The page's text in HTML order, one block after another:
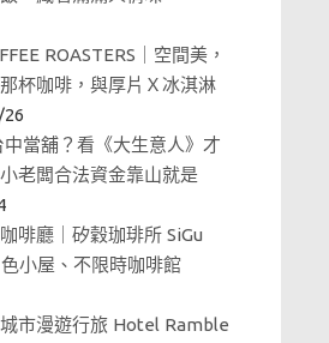
ROASTERS｜空間美，
杯咖啡，與厚片Ｘ冰淇淋
當舖？看《大生意人》才
老闆合法資金靠山就是
啡廳｜矽穀珈琲所 SiGu
小屋、不限時咖啡館
市漫遊行旅 Hotel Ramble